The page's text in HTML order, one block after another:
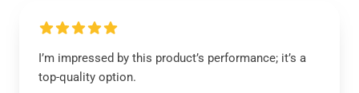
I’m impressed by this product’s performance; it’s a
top-quality option.